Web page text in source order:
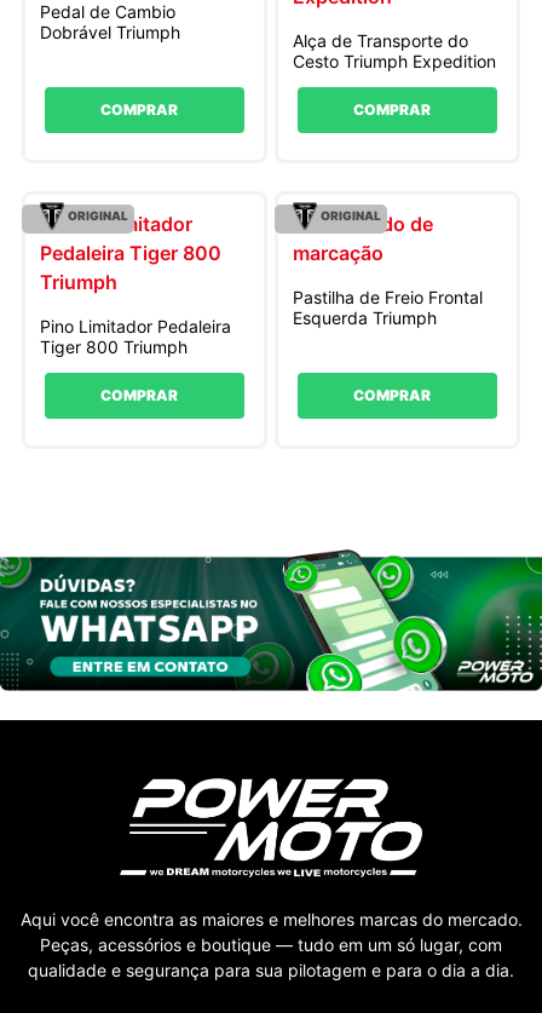
Pedal de Cambio
Dobrável Triumph
COMPRAR
Alça de Transporte do
Cesto Triumph Expedition
COMPRAR
ORIGINAL
Pino Limitador Pedaleira
Tiger 800 Triumph
COMPRAR
ORIGINAL
Pastilha de Freio Frontal
Esquerda Triumph
COMPRAR
Aqui você encontra as maiores e melhores marcas do mercado.
Peças, acessórios e boutique — tudo em um só lugar, com
qualidade e segurança para sua pilotagem e para o dia a dia.